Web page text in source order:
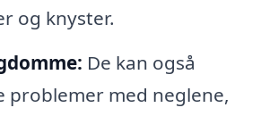
og knyster.
De kan også
problemer med neglene,